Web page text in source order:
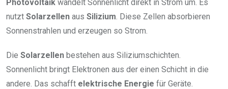
Photovoltaik wandelt Sonnenlicht direkt in Strom um. Es
nutzt Solarzellen aus Silizium . Diese Zellen absorbieren
Sonnenstrahlen und erzeugen so Strom.
Die Solarzellen bestehen aus Siliziumschichten.
Sonnenlicht bringt Elektronen aus der einen Schicht in die
andere. Das schafft elektrische Energie für Geräte.